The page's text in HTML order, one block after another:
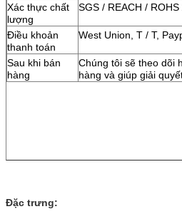
Xác thực chất
lượng
SGS / REACH / ROHS
Điều khoản
thanh toán
West Union, T / T,
Sau khi bán
hàng
Chúng tôi sẽ theo dõi
hàng và giúp giải
Đặc trưng: